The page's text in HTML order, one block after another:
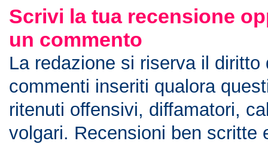
Scrivi la tua recensione
un commento
La redazione si riserva il diritto
commenti inseriti qualora
ritenuti offensivi, diffamatori,
volgari. Recensioni ben scritte